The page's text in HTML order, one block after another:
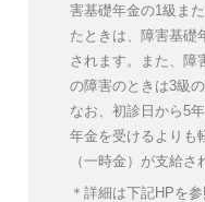
害基礎年金の1級ま
たときは、障害基礎
されます。また、障
の障害のときは3級
なお、初診日から5
年金を受けるよりも
（一時金）が支給さ
＊詳細は下記HPを参